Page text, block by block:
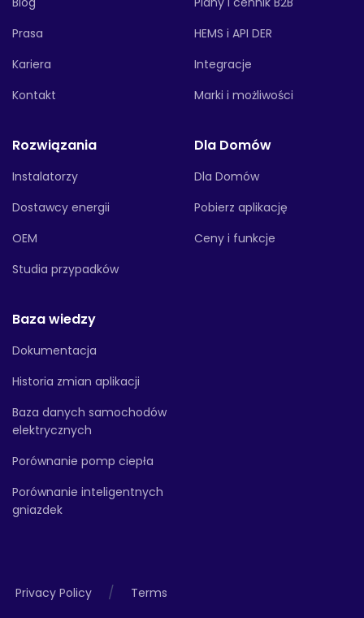
Prasa
Kariera
Kontakt
HEMS i API DER
Integracje
Marki i możliwości
Rozwiązania
Instalatorzy
Dostawcy energii
OEM
Studia przypadków
Dla Domów
Dla Domów
Pobierz aplikację
Ceny i funkcje
Baza wiedzy
Dokumentacja
Historia zmian aplikacji
Baza danych samochodów
elektrycznych
Porównanie pomp ciepła
Porównanie inteligentnych
gniazdek
Privacy Policy / Terms